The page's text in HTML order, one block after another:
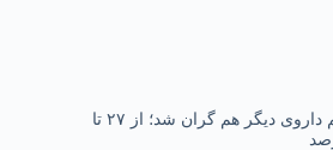
چند قلم داروی دیگر هم گران شد؛ از ۲۷ تا